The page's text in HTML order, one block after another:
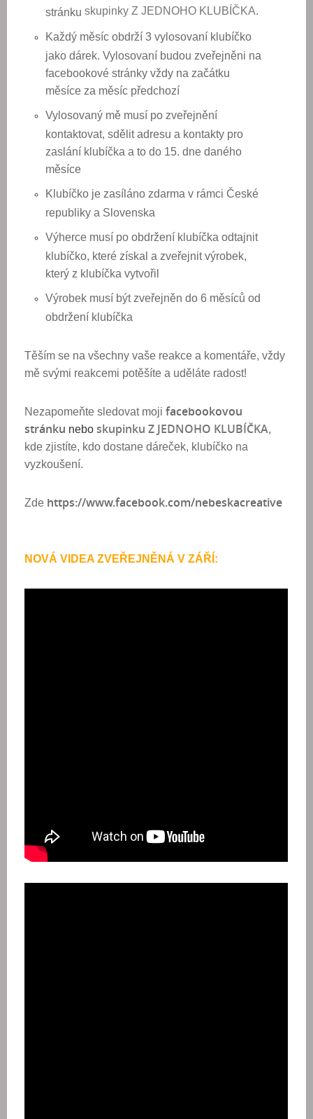
stránku skupinky Z JEDNOHO KLUBÍČKA.
Každý měsíc obdrží 3 vylosovaní klubíčko
jako dárek. Vylosovaní budou zveřejněni na
facebookové stránky vždy na začátku
měsíce za měsíc předchozí
Vylosovaný mě musí po zveřejnění
kontaktovat, sdělit adresu a kontakty pro
zaslání klubíčka a to do 15. dne daného
měsíce
Klubíčko je zasíláno zdarma v rámci České
republiky a Slovenska
Výherce musí po obdržení klubíčka odtajnit
klubíčko, které získal a zveřejnit výrobek,
který z klubíčka vytvořil
Výrobek musí být zveřejněn do 6 měsíců od
obdržení klubíčka
Těším se na všechny vaše reakce a komentáře, vždy
mě svými reakcemi potěšíte a uděláte radost!
Nezapomeňte sledovat moji facebookovou
stránku nebo skupinku Z JEDNOHO KLUBÍČKA,
kde zjistíte, kdo dostane dáreček, klubíčko na
vyzkoušení.
Zde https://www.facebook.com/nebeskacreative​
NOVÁ VIDEA ZVEŘEJNĚNÁ V ZÁŘÍ: